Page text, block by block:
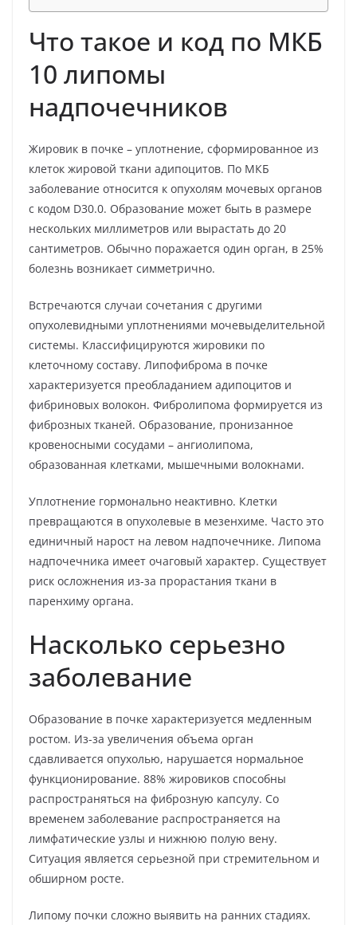
Что такое и код по МКБ
10 липомы
надпочечников
Жировик в почке – уплотнение, сформированное из
клеток жировой ткани адипоцитов. По МКБ
заболевание относится к опухолям мочевых органов
с кодом D30.0. Образование может быть в размере
нескольких миллиметров или вырастать до 20
сантиметров. Обычно поражается один орган, в 25%
болезнь возникает симметрично.
Встречаются случаи сочетания с другими
опухолевидными уплотнениями мочевыделительной
системы. Классифицируются жировики по
клеточному составу. Липофиброма в почке
характеризуется преобладанием адипоцитов и
фибриновых волокон. Фибролипома формируется из
фиброзных тканей. Образование, пронизанное
кровеносными сосудами – ангиолипома,
образованная клетками, мышечными волокнами.
Уплотнение гормонально неактивно. Клетки
превращаются в опухолевые в мезенхиме. Часто это
единичный нарост на левом надпочечнике. Липома
надпочечника имеет очаговый характер. Существует
риск осложнения из-за прорастания ткани в
паренхиму органа.
Насколько серьезно
заболевание
Образование в почке характеризуется медленным
ростом. Из-за увеличения объема орган
сдавливается опухолью, нарушается нормальное
функционирование. 88% жировиков способны
распространяться на фиброзную капсулу. Со
временем заболевание распространяется на
лимфатические узлы и нижнюю полую вену.
Ситуация является серьезной при стремительном и
обширном росте.
Липому почки сложно выявить на ранних стадиях.